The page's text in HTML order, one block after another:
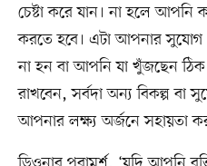
চেষ্টা করে যান। না হলে
করতে হবে। এটা আপনার
না হন বা আপনি যা খুঁজছেন
রাখবেন, সর্বদা অন্য বিকল্প বা
আপনার লক্ষ্য অর্জনে সহায়তা